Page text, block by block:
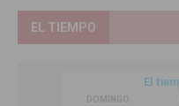
EL TIEMPO